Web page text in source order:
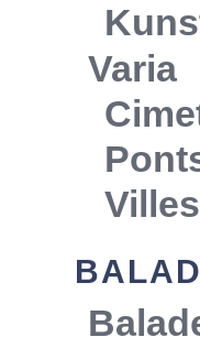
Varia